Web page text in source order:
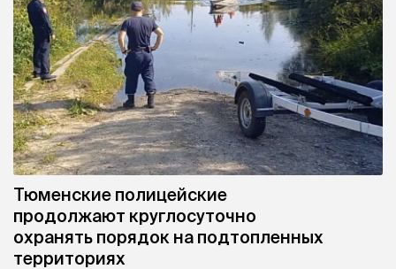
Тюменские полицейские
продолжают круглосуточно
охранять порядок на подтопленных
территориях